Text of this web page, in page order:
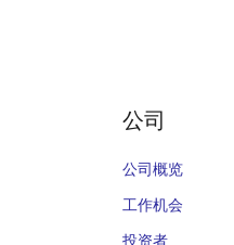
公司
公司概览
工作机会
投资者